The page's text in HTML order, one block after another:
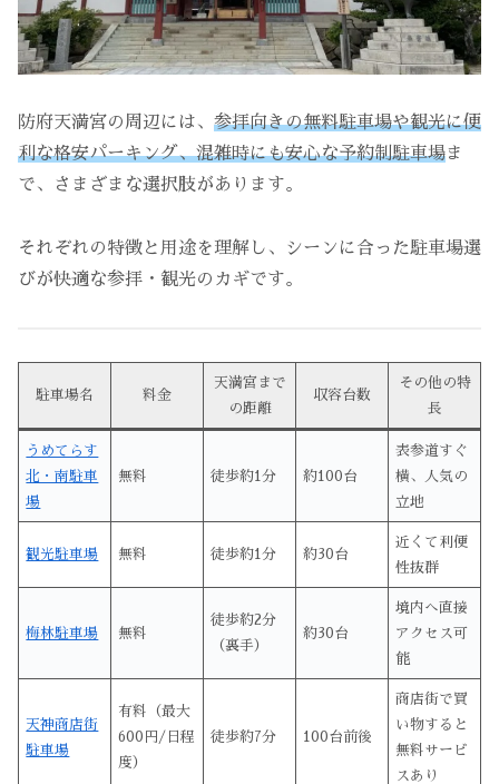
防府天満宮の周辺には、 参拝向きの無料駐車場や観光に便
利な格安パーキング、混雑時にも安心な予約制駐車場ま
で、さまざまな選択肢があります。
それぞれの特徴と用途を理解し、シーンに合った駐車場選
びが快適な参拝・観光のカギです。
駐車場名 料金
天満宮まで
の距離
収容台数
その他の特
長
うめてらす
北・南駐車
場
無料 徒歩約1分 約100台
表参道すぐ
横、人気の
立地
観光駐車場 無料 徒歩約1分 約30台
近くて利便
性抜群
梅林駐車場 無料
徒歩約2分
（裏手）
約30台
境内へ直接
アクセス可
能
天神商店街
駐車場
有料（最大
600円/日程
度）
徒歩約7分 100台前後
商店街で買
い物すると
無料サービ
スあり